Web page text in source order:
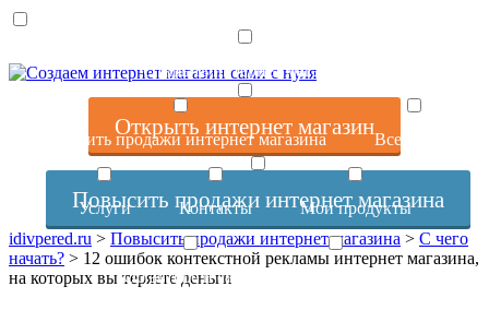
Открыть интернет магазин
Повысить продажи интернет магазина Все статьи
Услуги Контакты Мои продукты
Об авторе и сайте
Открыть интернет магазин
Повысить продажи интернет магазина
idivpered.ru > Повысить продажи интернет магазина > С чего
начать? > 12 ошибок контекстной рекламы интернет магазина,
на которых вы теряете деньги